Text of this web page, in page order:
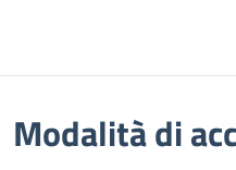
Modalità di